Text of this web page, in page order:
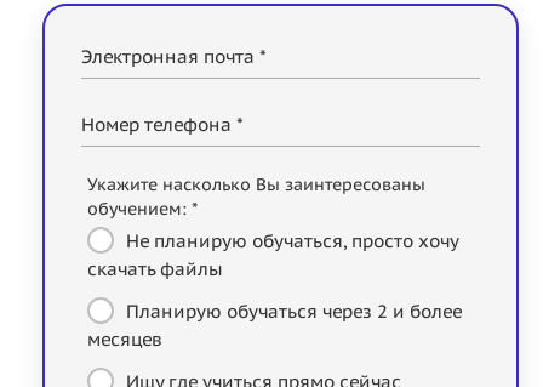
Электронная почта *
Номер телефона *
Укажите насколько Вы заинтересованы
обучением: *
Не планирую обучаться, просто хочу
скачать файлы
Планирую обучаться через 2 и более
месяцев
Ищу где учиться прямо сейчас